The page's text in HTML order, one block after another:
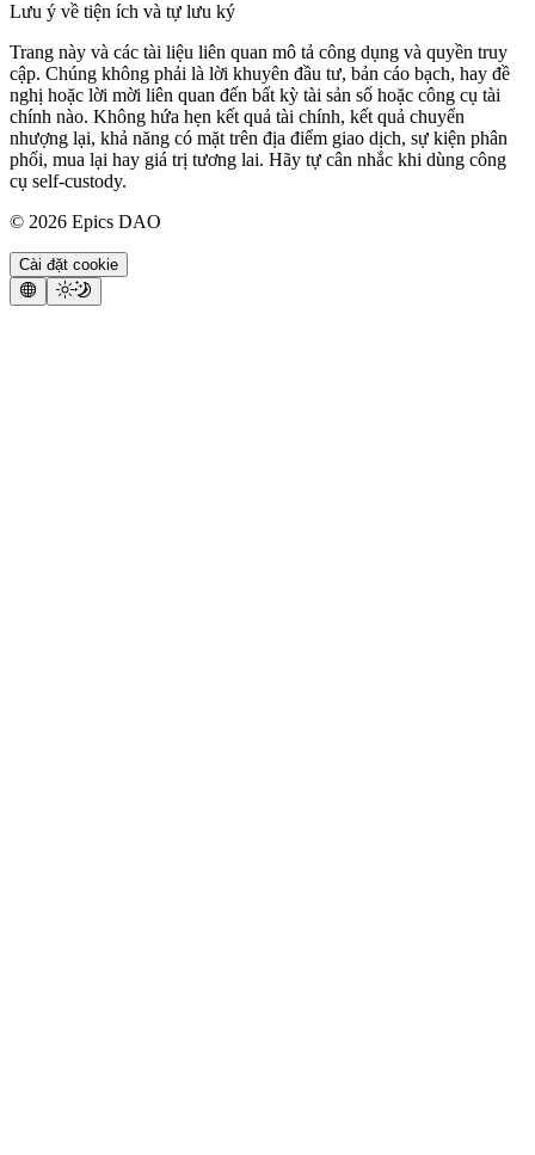
Lưu ý về tiện ích và tự lưu ký
Trang này và các tài liệu liên quan mô tả công dụng và quyền truy
cập. Chúng không phải là lời khuyên đầu tư, bản cáo bạch, hay đề
nghị hoặc lời mời liên quan đến bất kỳ tài sản số hoặc công cụ tài
chính nào. Không hứa hẹn kết quả tài chính, kết quả chuyển
nhượng lại, khả năng có mặt trên địa điểm giao dịch, sự kiện phân
phối, mua lại hay giá trị tương lai. Hãy tự cân nhắc khi dùng công
cụ self-custody.
© 2026 Epics DAO
Cài đặt cookie